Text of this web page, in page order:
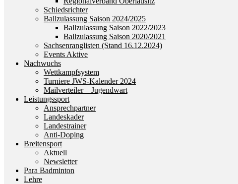
Schiedsrichter
Ballzulassung Saison 2024/2025
Ballzulassung Saison 2022/2023
Ballzulassung Saison 2020/2021
Sachsenranglisten (Stand 16.12.2024)
Events Aktive
Nachwuchs
Wettkampfsystem
Turniere JWS-Kalender 2024
Mailverteiler – Jugendwart
Leistungssport
Ansprechpartner
Landeskader
Landestrainer
Anti-Doping
Breitensport
Aktuell
Newsletter
Para Badminton
Lehre